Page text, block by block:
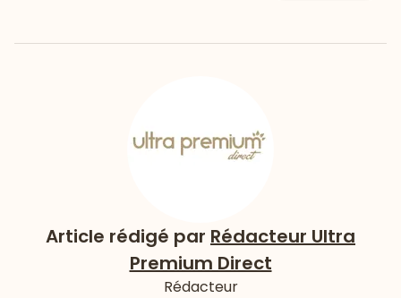
Article rédigé par Rédacteur Ultra
Premium Direct
Rédacteur